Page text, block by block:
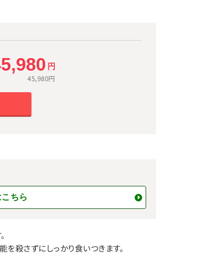
ちら
を殺さずにしっかり食いつきます。
円
45,980円